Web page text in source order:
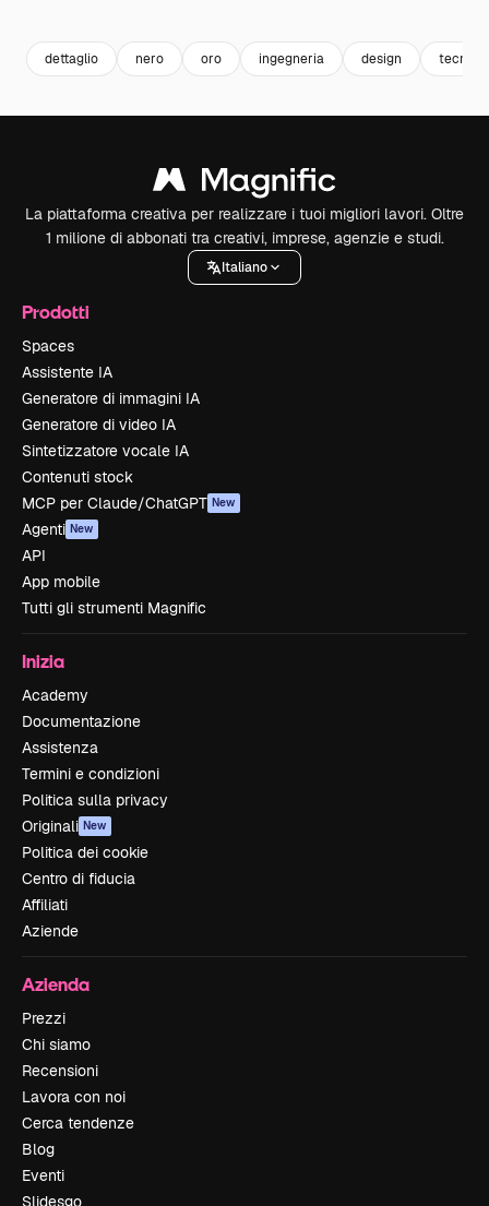
dettaglio nero oro ingegneria design
La piattaforma creativa per realizzare i tuoi migliori lavori. Oltre
1 milione di abbonati tra creativi, imprese, agenzie e studi.
Italiano
Prodotti
Spaces
Assistente IA
Generatore di immagini IA
Generatore di video IA
Sintetizzatore vocale IA
Contenuti stock
MCP per Claude/ChatGPT New
Agenti New
API
App mobile
Tutti gli strumenti Magnific
Inizia
Academy
Documentazione
Assistenza
Termini e condizioni
Politica sulla privacy
Originali New
Politica dei cookie
Centro di fiducia
Affiliati
Aziende
Azienda
Prezzi
Chi siamo
Recensioni
Lavora con noi
Cerca tendenze
Blog
Eventi
Slidesgo